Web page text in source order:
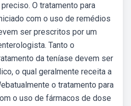
O tratamento para
com o uso de remédios
ser prescritos por um
Tanto o
da teníase devem ser
o qual geralmente receita a
o tratamento para
o uso de fármacos de dose